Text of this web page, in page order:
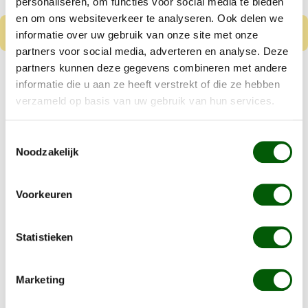
en om ons websiteverkeer te analyseren. Ook delen we
informatie over uw gebruik van onze site met onze
partners voor social media, adverteren en analyse. Deze
partners kunnen deze gegevens combineren met andere
informatie die u aan ze heeft verstrekt of die ze hebben
verzameld op basis van uw gebruik van hun services.
Noodzakelijk
Voorkeuren
Statistieken
Marketing
Nero Gold Puppy
Kip & Rijst
Kleine tot middelgrote puppy's
Het nadeel van hondenvoer met
granen en toevoegingen